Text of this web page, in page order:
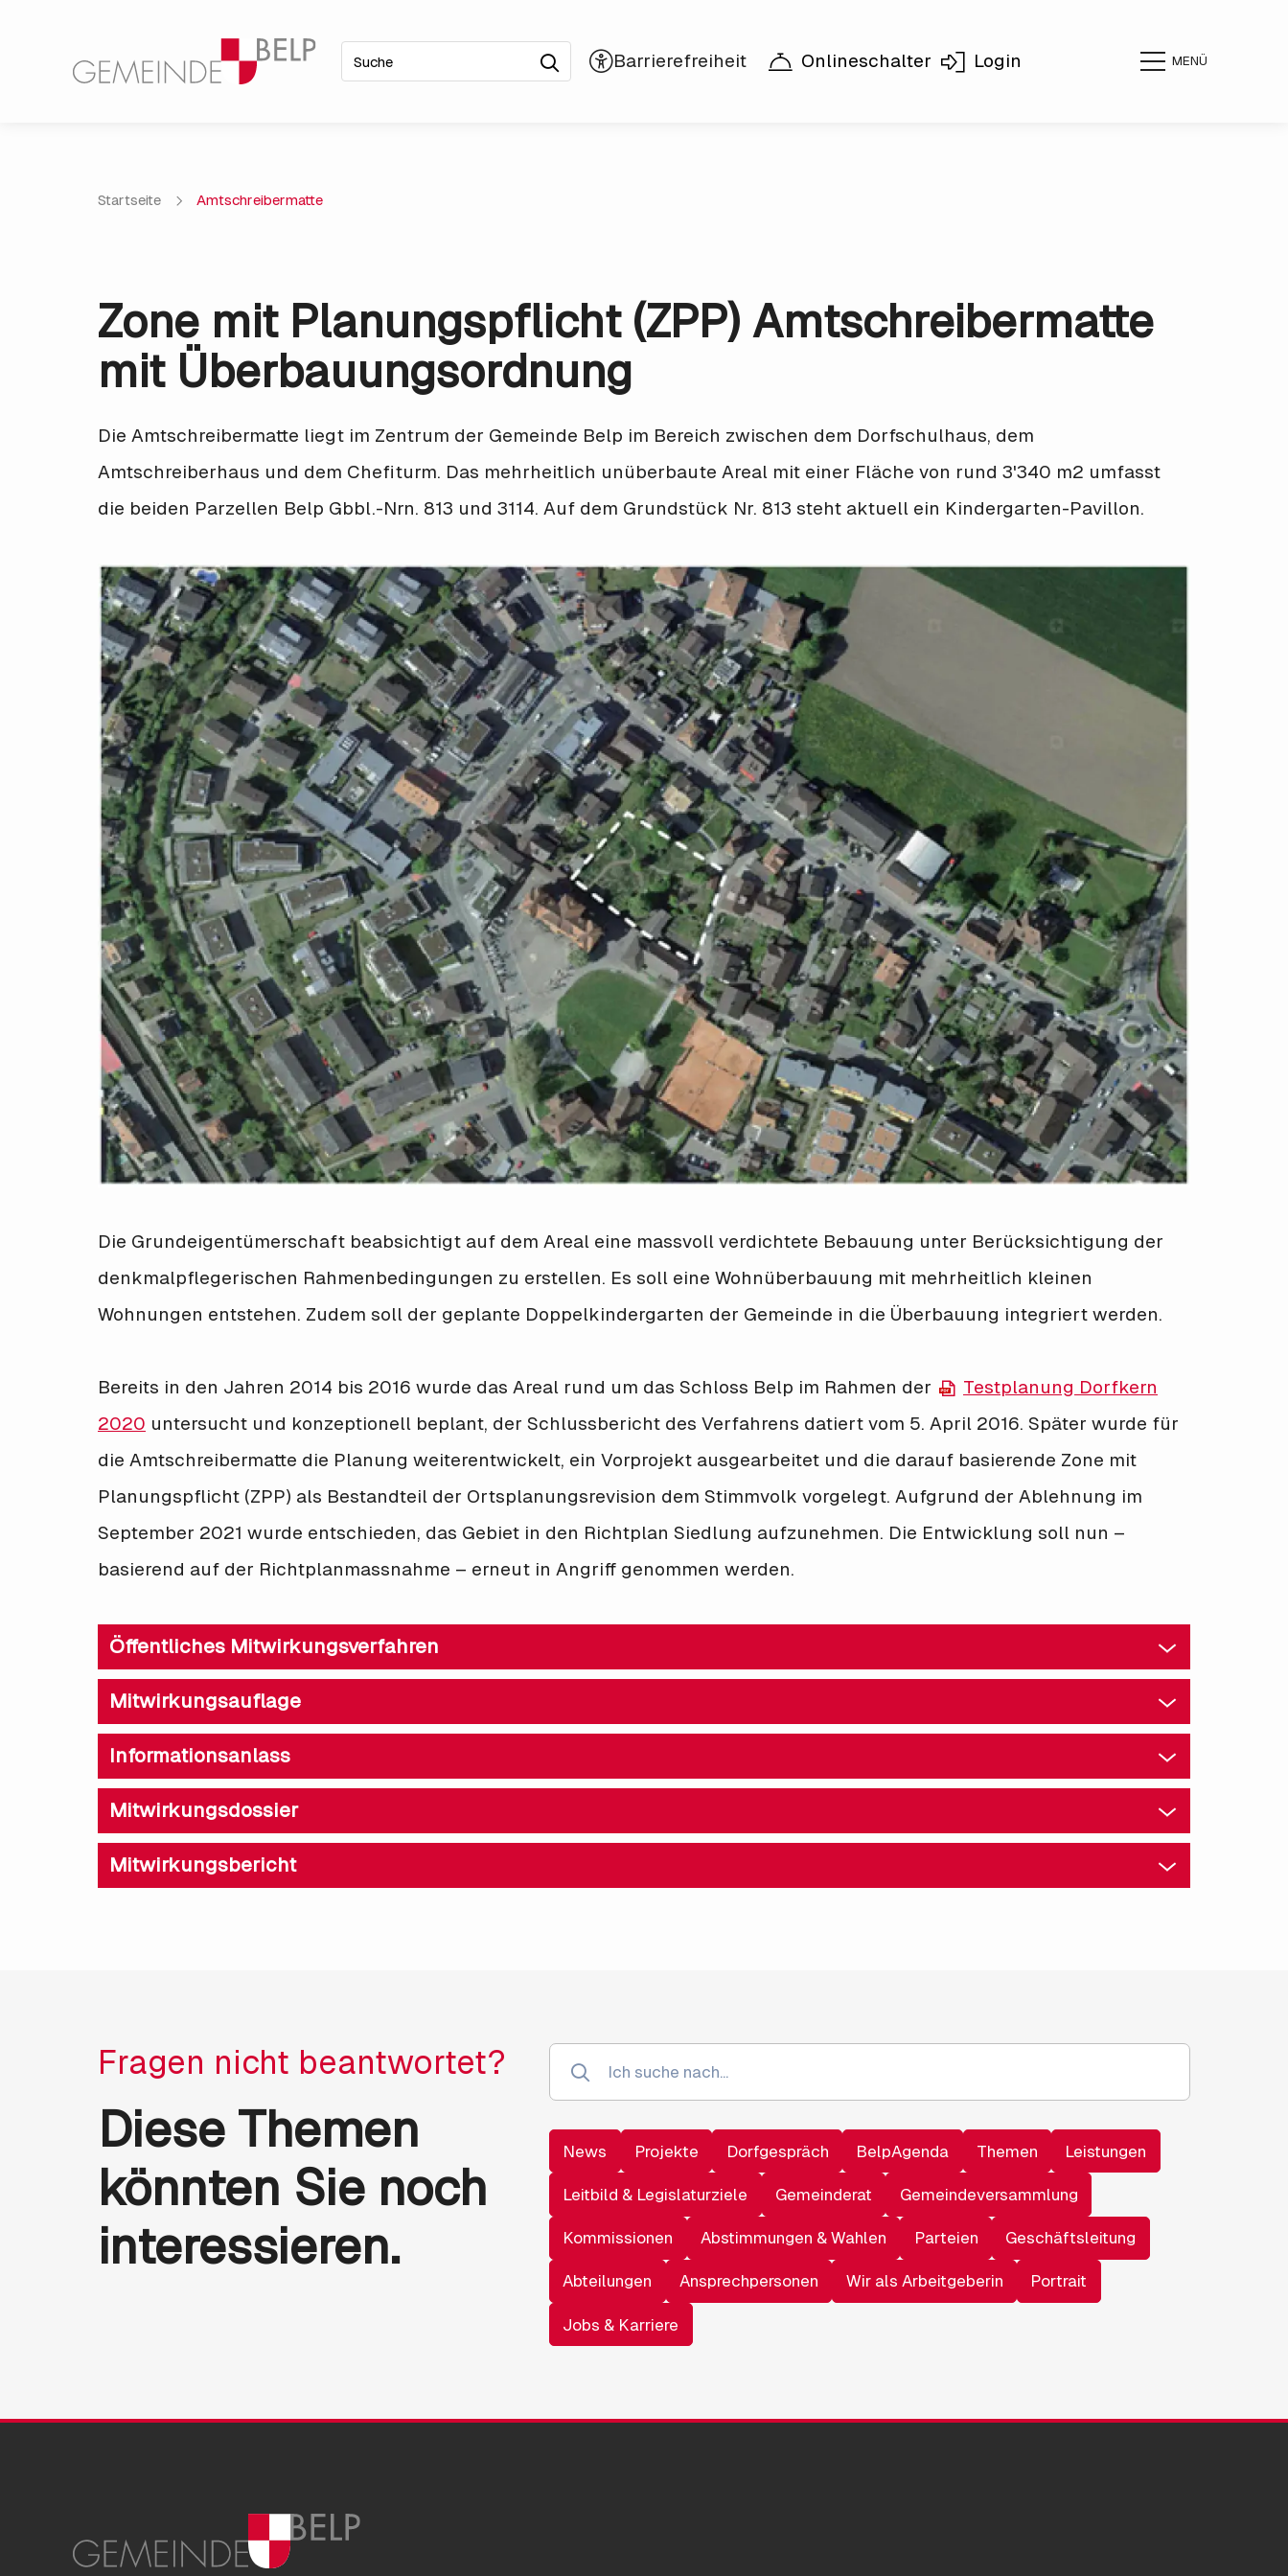
Onlineschalter Login MENÜ
Startseite Amtschreibermatte
Zone mit Planungspflicht (ZPP) Amtschreibermatte
mit Überbauungsordnung
Die Amtschreibermatte liegt im Zentrum der Gemeinde Belp im Bereich zwischen dem Dorfschulhaus, dem
Amtschreiberhaus und dem Chefiturm. Das mehrheitlich unüberbaute Areal mit einer Fläche von rund 3'340 m2 umfasst
die beiden Parzellen Belp Gbbl.-Nrn. 813 und 3114. Auf dem Grundstück Nr. 813 steht aktuell ein Kindergarten-Pavillon.
Die Grundeigentümerschaft beabsichtigt auf dem Areal eine massvoll verdichtete Bebauung unter Berücksichtigung der
denkmalpflegerischen Rahmenbedingungen zu erstellen. Es soll eine Wohnüberbauung mit mehrheitlich kleinen
Wohnungen entstehen. Zudem soll der geplante Doppelkindergarten der Gemeinde in die Überbauung integriert werden.
Bereits in den Jahren 2014 bis 2016 wurde das Areal rund um das Schloss Belp im Rahmen der
Testplanung Dorfkern
2020 untersucht und konzeptionell beplant, der Schlussbericht des Verfahrens datiert vom 5. April 2016. Später wurde für
die Amtschreibermatte die Planung weiterentwickelt, ein Vorprojekt ausgearbeitet und die darauf basierende Zone mit
Planungspflicht (ZPP) als Bestandteil der Ortsplanungsrevision dem Stimmvolk vorgelegt. Aufgrund der Ablehnung im
September 2021 wurde entschieden, das Gebiet in den Richtplan Siedlung aufzunehmen. Die Entwicklung soll nun –
basierend auf der Richtplanmassnahme – erneut in Angriff genommen werden.
Öffentliches Mitwirkungsverfahren
Mitwirkungsauflage
Informationsanlass
Mitwirkungsdossier
Mitwirkungsbericht
Fragen nicht beantwortet?
Diese Themen
könnten Sie noch
interessieren.
News Projekte Dorfgespräch BelpAgenda Themen Leistungen
Leitbild & Legislaturziele Gemeinderat Gemeindeversammlung
Kommissionen Abstimmungen & Wahlen Parteien Geschäftsleitung
Abteilungen Ansprechpersonen Wir als Arbeitgeberin Portrait
Jobs & Karriere